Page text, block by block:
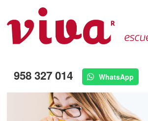
958 327 014 WhatsApp